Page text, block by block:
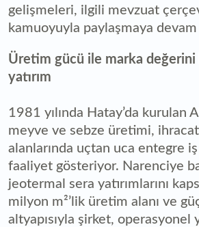
gelişmeleri, ilgili mevzuat
kamuoyuyla paylaşmaya devam
Üretim gücü ile marka değerini
yatırım
1981 yılında Hatay’da kurulan
meyve ve sebze üretimi,
alanlarında uçtan uca entegre
faaliyet gösteriyor. Narenciye
jeotermal sera yatırımlarını
milyon m²’lik üretim alanı ve
altyapısıyla şirket,